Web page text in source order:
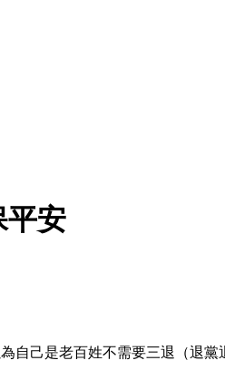
平安
自己是老百姓不需要三退（退